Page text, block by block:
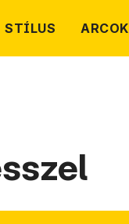
STÍLUS ARCOK